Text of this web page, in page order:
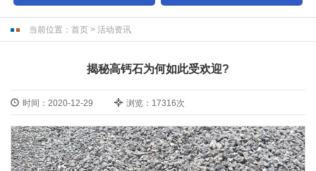
当前位置： 首页 > 活动资讯
揭秘高钙石为何如此受欢迎?
时间：2020-12-29 浏览：17316次